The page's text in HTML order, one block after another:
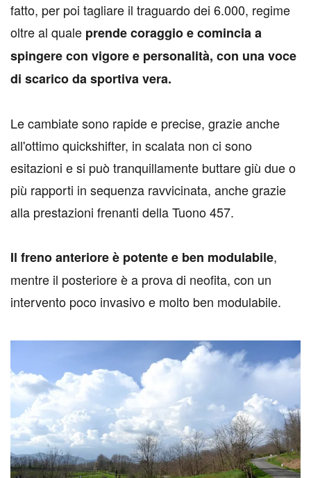
fatto, per poi tagliare il traguardo dei 6.000, regime
oltre al quale prende coraggio e comincia a
spingere con vigore e personalità, con una voce
di scarico da sportiva vera.
Le cambiate sono rapide e precise, grazie anche
all'ottimo quickshifter, in scalata non ci sono
esitazioni e si può tranquillamente buttare giù due o
più rapporti in sequenza ravvicinata, anche grazie
alla prestazioni frenanti della Tuono 457.
Il freno anteriore è potente e ben modulabile,
mentre il posteriore è a prova di neofita, con un
intervento poco invasivo e molto ben modulabile.